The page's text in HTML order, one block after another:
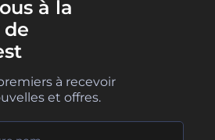
à la
à recevoir
et offres.